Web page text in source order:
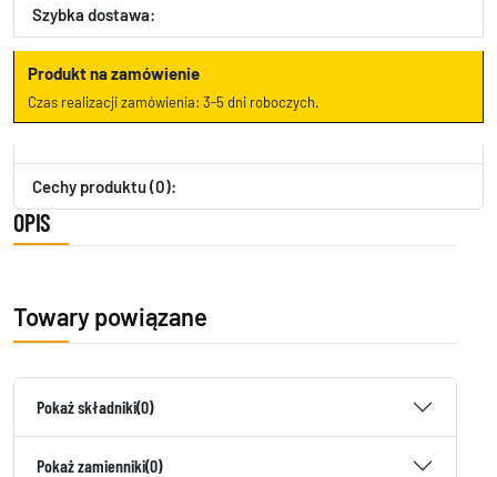
Szybka dostawa:
Produkt na zamówienie
Czas realizacji zamówienia: 3-5 dni roboczych.
Cechy produktu (0):
OPIS
Towary powiązane
Pokaż składniki(0)
Pokaż zamienniki(0)